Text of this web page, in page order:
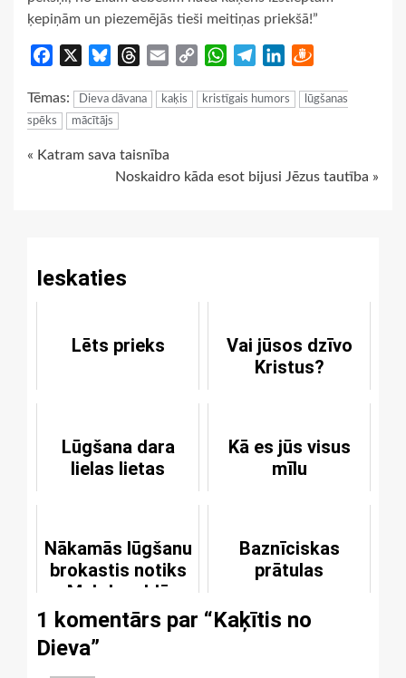
ķepiņām un piezemējās tieši meitiņas priekšā!”
Facebook BlueskyThreads
Email
Copy
WhatsApp
TelegramLinkedIn
Tēmas: Dieva dāvana kaķis kristīgais humors
lūgšanas
spēks
mācītājs
Continue
« Katram sava taisnība
Noskaidro kāda esot bijusi Jēzus tautība »
Ieskaties
Lēts prieks
Vai jūsos dzīvo
Kristus?
Lūgšana dara
lielas lietas
Kā es jūs visus
mīlu
Nākamās lūgšanu
brokastis notiks
Makdonaldā
Baznīciskas
prātulas
1 komentārs par “Kaķītis no
Dieva”